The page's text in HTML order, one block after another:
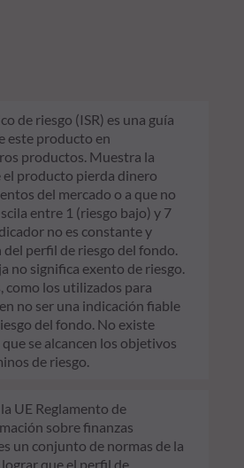
de riesgo (ISR) es una guía
este producto en
productos. Muestra la
producto pierda dinero
del mercado o a que no
entre 1 (riesgo bajo) y 7
no es constante y
perfil de riesgo del fondo.
no significa exento de riesgo.
como los utilizados para
no ser una indicación fiable
del fondo. No existe
se alcancen los objetivos
de riesgo.
UE Reglamento de
sobre finanzas
un conjunto de normas de la
que el perfil de